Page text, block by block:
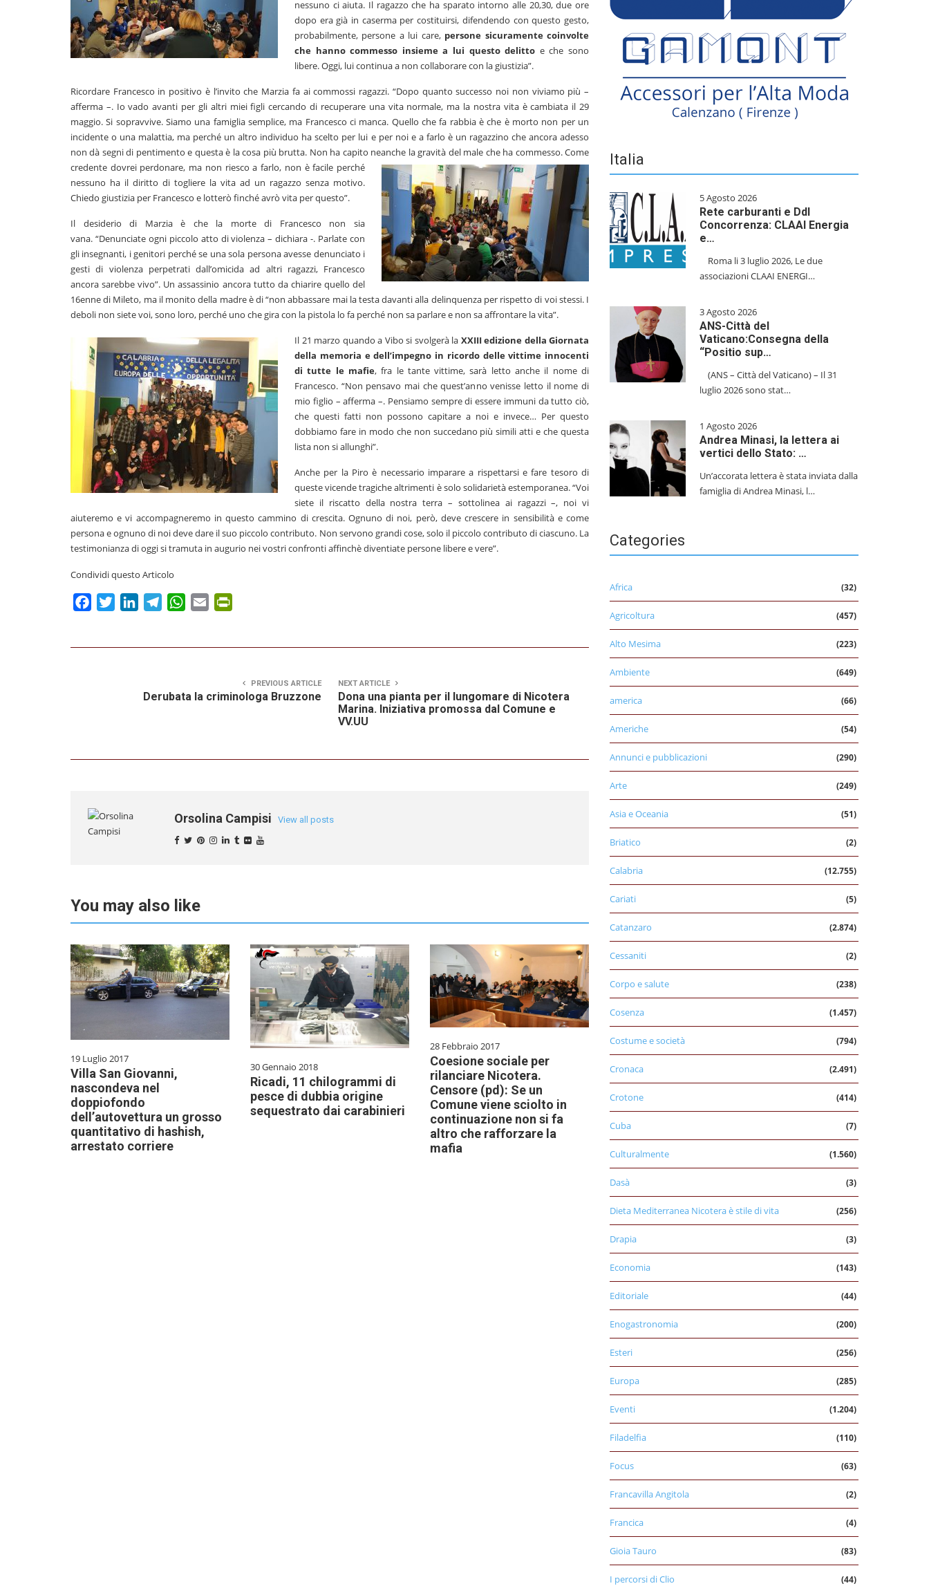
nessuno ci aiuta. Il ragazzo che ha sparato intorno alle 20,30, due ore
dopo era già in caserma per costituirsi, difendendo con questo gesto,
probabilmente, persone a lui care, persone sicuramente coinvolte
che hanno commesso insieme a lui questo delitto e che sono
libere. Oggi, lui continua a non collaborare con la giustizia”.
Ricordare Francesco in positivo è l’invito che Marzia fa ai commossi ragazzi. “Dopo quanto successo noi non viviamo più –
afferma –. Io vado avanti per gli altri miei figli cercando di recuperare una vita normale, ma la nostra vita è cambiata il 29
maggio. Si sopravvive. Siamo una famiglia semplice, ma Francesco ci manca. Quello che fa rabbia è che è morto non per un
incidente o una malattia, ma perché un altro individuo ha scelto per lui e per noi e a farlo è un ragazzino che ancora adesso
non dà segni di pentimento e questa è la cosa più brutta. Non ha capito neanche la gravità del male che ha commesso. Come
credente dovrei perdonare, ma non riesco a farlo, non è facile perché
nessuno ha il diritto di togliere la vita ad un ragazzo senza motivo.
Chiedo giustizia per Francesco e lotterò finché avrò vita per questo”.
Il desiderio di Marzia è che la morte di Francesco non sia
vana. “Denunciate ogni piccolo atto di violenza – dichiara -. Parlate con
gli insegnanti, i genitori perché se una sola persona avesse denunciato i
gesti di violenza perpetrati dall’omicida ad altri ragazzi, Francesco
ancora sarebbe vivo”. Un assassinio ancora tutto da chiarire quello del
16enne di Mileto, ma il monito della madre è di “non abbassare mai la testa davanti alla delinquenza per rispetto di voi stessi. I
deboli non siete voi, sono loro, perché uno che gira con la pistola lo fa perché non sa parlare e non sa affrontare la vita”.
Il 21 marzo quando a Vibo si svolgerà la XXIII edizione della Giornata
della memoria e dell’impegno in ricordo delle vittime innocenti
di tutte le mafie, fra le tante vittime, sarà letto anche il nome di
Francesco. “Non pensavo mai che quest’anno venisse letto il nome di
mio figlio – afferma –. Pensiamo sempre di essere immuni da tutto ciò,
che questi fatti non possono capitare a noi e invece… Per questo
dobbiamo fare in modo che non succedano più simili atti e che questa
lista non si allunghi”.
Anche per la Piro è necessario imparare a rispettarsi e fare tesoro di
queste vicende tragiche altrimenti è solo solidarietà estemporanea. “Voi
siete il riscatto della nostra terra – sottolinea ai ragazzi –, noi vi
aiuteremo e vi accompagneremo in questo cammino di crescita. Ognuno di noi, però, deve crescere in sensibilità e come
persona e ognuno di noi deve dare il suo piccolo contributo. Non servono grandi cose, solo il piccolo contributo di ciascuno. La
testimonianza di oggi si tramuta in augurio nei vostri confronti affinchè diventiate persone libere e vere”.
Condividi questo Articolo
FacebookTwitterLinkedInTelegramWhatsApp
Email
PREVIOUS ARTICLE
Derubata la criminologa Bruzzone
NEXT ARTICLE
Dona una pianta per il lungomare di Nicotera
Marina. Iniziativa promossa dal Comune e
VV.UU
Orsolina Campisi View all posts
You may also like
19 Luglio 2017
Villa San Giovanni,
nascondeva nel
doppiofondo
dell’autovettura un grosso
quantitativo di hashish,
arrestato corriere
30 Gennaio 2018
Ricadi, 11 chilogrammi di
pesce di dubbia origine
sequestrato dai carabinieri
28 Febbraio 2017
Coesione sociale per
rilanciare Nicotera.
Censore (pd): Se un
Comune viene sciolto in
continuazione non si fa
altro che rafforzare la
mafia
Italia
5 Agosto 2026
Rete carburanti e Ddl
Concorrenza: CLAAI Energia
e…
​Roma li 3 luglio 2026, Le due
associazioni CLAAI ENERGI…
3 Agosto 2026
ANS-Città del
Vaticano:Consegna della
“Positio sup…
(ANS – Città del Vaticano) – Il 31
luglio 2026 sono stat…
1 Agosto 2026
Andrea Minasi, la lettera ai
vertici dello Stato: …
Un’accorata lettera è stata inviata dalla
famiglia di Andrea Minasi, l…
Categories
Africa (32)
Agricoltura (457)
Alto Mesima (223)
Ambiente (649)
america (66)
Americhe (54)
Annunci e pubblicazioni (290)
Arte (249)
Asia e Oceania (51)
Briatico (2)
Calabria (12.755)
Cariati (5)
Catanzaro (2.874)
Cessaniti (2)
Corpo e salute (238)
Cosenza (1.457)
Costume e società (794)
Cronaca (2.491)
Crotone (414)
Cuba (7)
Culturalmente (1.560)
Dasà (3)
Dieta Mediterranea Nicotera è stile di vita (256)
Drapia (3)
Economia (143)
Editoriale (44)
Enogastronomia (200)
Esteri (256)
Europa (285)
Eventi (1.204)
Filadelfia (110)
Focus (63)
Francavilla Angitola (2)
Francica (4)
Gioia Tauro (83)
I percorsi di Clio (44)